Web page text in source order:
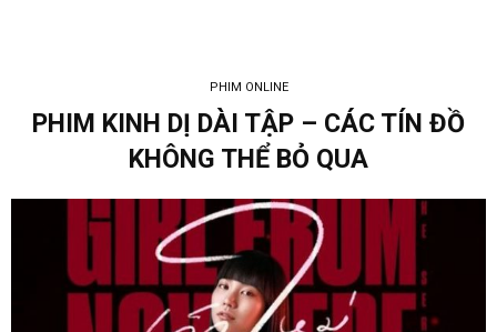
PHIM ONLINE
PHIM KINH DỊ DÀI TẬP – CÁC TÍN ĐỒ
KHÔNG THỂ BỎ QUA